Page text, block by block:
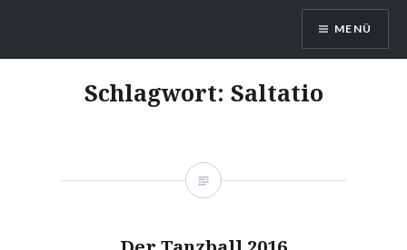
InhaltDragonDanielas Hobbyblog
MENÜ
Schlagwort: Saltatio